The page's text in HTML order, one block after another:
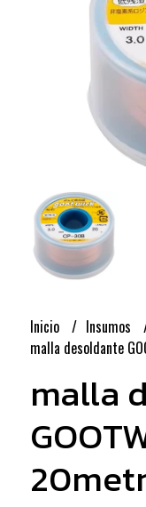
Inicio
Insumos
malla desoldante
malla